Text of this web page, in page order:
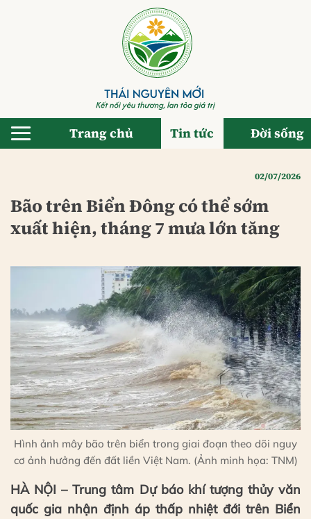
Trang chủ Tin tức Đời sống
02/07/2026
Bão trên Biển Đông có thể sớm
xuất hiện, tháng 7 mưa lớn tăng
Hình ảnh mây bão trên biển trong giai đoạn theo dõi nguy
cơ ảnh hưởng đến đất liền Việt Nam. (Ảnh minh họa: TNM)
HÀ NỘI – Trung tâm Dự báo khí tượng thủy văn
quốc gia nhận định áp thấp nhiệt đới trên Biển